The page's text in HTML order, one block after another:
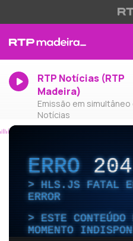
RTP Notícias (RTP
Madeira)
Emissão em simultâneo
Notícias
ERRO204
HLS.JS FATAL
ERROR
ESTE
MOMENTO